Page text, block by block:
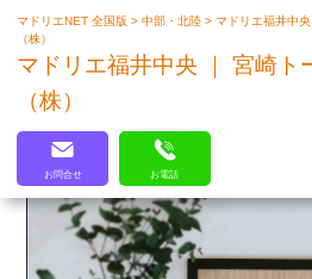
マドリエはLIXILの厳しい
マドリエNET 全国版>中部・北陸>マドリエ福井中
（株）
マドリエ福井中央 ｜ 宮崎ト
（株）
お問合せ お電話